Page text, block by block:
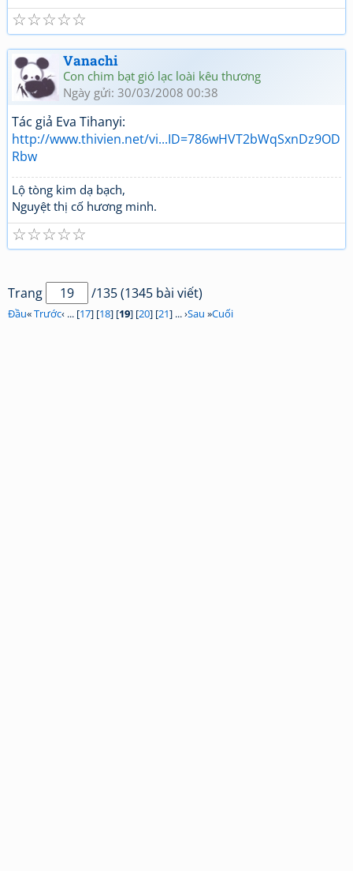
☆
☆
☆
☆
☆
Vanachi
Con chim bạt gió lạc loài kêu thương
Ngày gửi: 30/03/2008 00:38
Tác giả Eva Tihanyi:
http://www.thivien.net/vi...ID=786wHVT2bWqSxnDz9OD
Rbw
Lộ tòng kim dạ bạch,
Nguyệt thị cố hương minh.
☆
☆
☆
☆
☆
Trang /135 (1345 bài viết)
Đầu«Trước‹ ... [17] [18] [19] [20] [21] ... ›Sau »Cuối